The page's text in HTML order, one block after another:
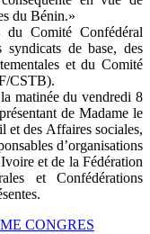
du Bénin.»
Comité Confédéral
de base, des
et du Comité
CSTB).
matinée du vendredi 8
de Madame le
et des Affaires sociales,
d’organisations
et de la Fédération
et Confédérations
CONGRES